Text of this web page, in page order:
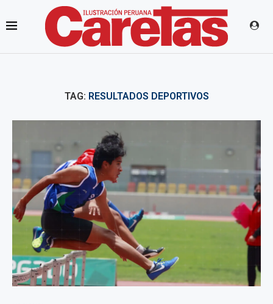
TAG: RESULTADOS DEPORTIVOS